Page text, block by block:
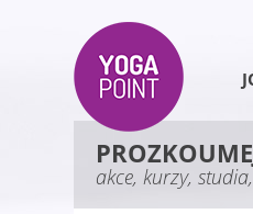
akce, kurzy,